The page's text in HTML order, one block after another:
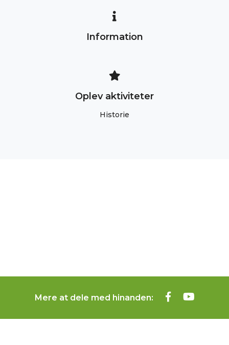
Information
Oplev aktiviteter
Historie
Mere at dele med hinanden: